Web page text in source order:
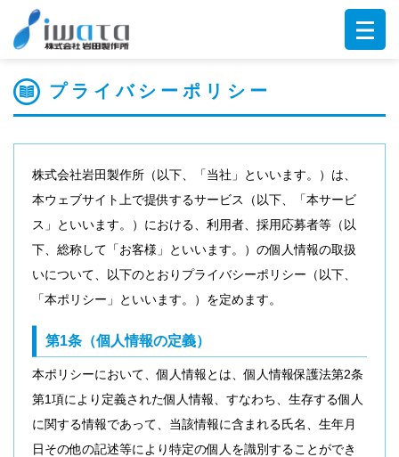
プライバシーポリシー
株式会社岩田製作所（以下、「当社」といいます。）は、
本ウェブサイト上で提供するサービス（以下、「本サービ
ス」といいます。）における、利用者、採用応募者等（以
下、総称して「お客様」といいます。）の個人情報の取扱
いについて、以下のとおりプライバシーポリシー（以下、
「本ポリシー」といいます。）を定めます。
第1条（個人情報の定義）
本ポリシーにおいて、個人情報とは、個人情報保護法第2条
第1項により定義された個人情報、すなわち、生存する個人
に関する情報であって、当該情報に含まれる氏名、生年月
日その他の記述等により特定の個人を識別することができ